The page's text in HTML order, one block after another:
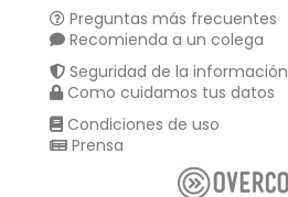
Preguntas más frecuentes
Recomienda a un colega
Seguridad de la información
Como cuidamos tus datos
Condiciones de uso
Prensa